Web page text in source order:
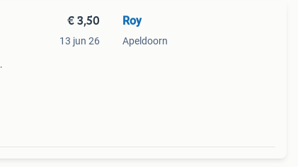
€ 3,50
13 jun 26
Roy
Apeldoorn